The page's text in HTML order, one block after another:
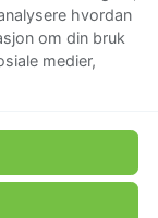
hvordan
om din bruk
medier,